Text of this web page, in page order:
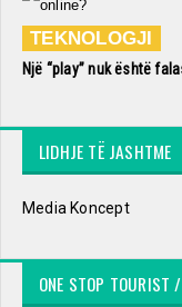
TEKNOLOGJI
Një “play” nuk është
LIDHJE TË JASHTME
Media Koncept
ONE STOP TOURIST